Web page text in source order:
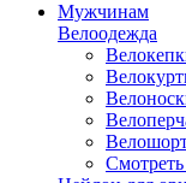
Мужчинам
Велоодежда
Смотреть